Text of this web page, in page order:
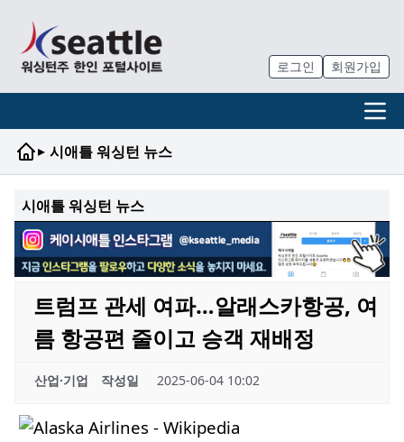
로그인 회원가입
▸ 시애틀 워싱턴 뉴스
시애틀 워싱턴 뉴스
트럼프 관세 여파…알래스카항공, 여
름 항공편 줄이고 승객 재배정
산업·기업 작성일 2025-06-04 10:02